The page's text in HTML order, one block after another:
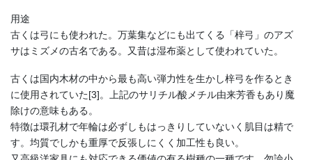
用途
古くは弓にも使われた。万葉集などにも出てくる「梓弓」のアズ
サはミズメの古名である。又昔は湿布薬として使われていた。
古くは国内木材の中から最も高い弾力性を生かし梓弓を作るとき
に使用されていた[3]。上記のサリチル酸メチル由来芳香もあり魔
除けの意味もある。
特徴は環孔材で年輪は必ずしもはっきりしていないく肌目は精で
す。均質でしかも重厚で反張しにくく加工性も良い。